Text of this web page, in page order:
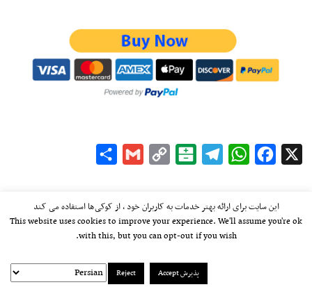
Facebook
WhatsApp
Telegram
Balatarin
Copy
Gmail
kayhan.london 2000-2026© خط مشی استفاده مجاز از وب‌سایت
این سایت برای ارائه بهتر خدمات به کاربران خود ، از کوکی‌ها استفاده می کند
This website uses cookies to improve your experience. We'll assume you're ok
with this, but you can opt-out if you wish.
پذیرش Accept Reject